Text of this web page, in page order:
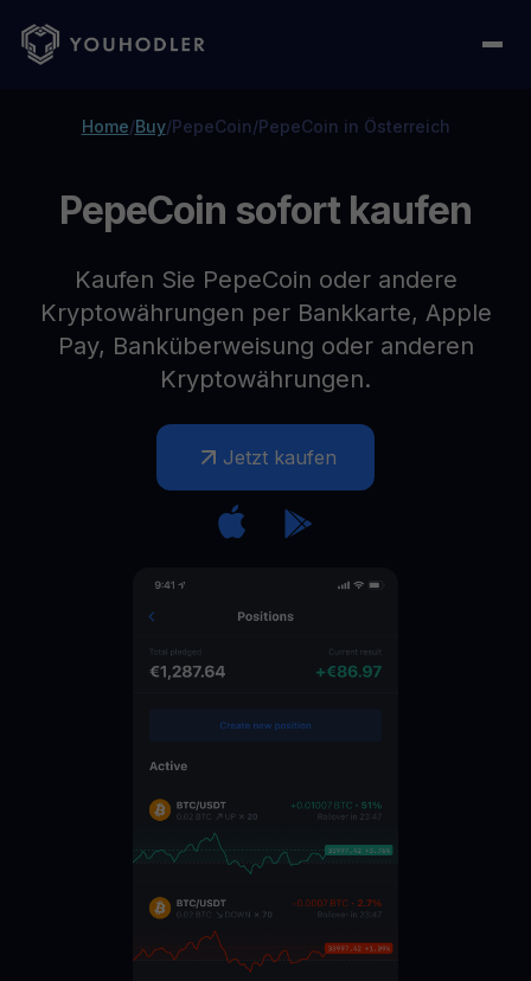
Home/Buy/PepeCoin/PepeCoin in Österreich
PepeCoin sofort kaufen
Kaufen Sie PepeCoin oder andere
Kryptowährungen per Bankkarte, Apple
Pay, Banküberweisung oder anderen
Kryptowährungen.
Jetzt kaufen